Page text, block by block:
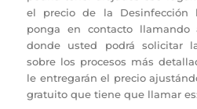
el precio de la Desinfección
ponga en contacto
donde usted podrá solicitar
sobre los procesos más
le entregarán el precio
gratuito que tiene que llamar